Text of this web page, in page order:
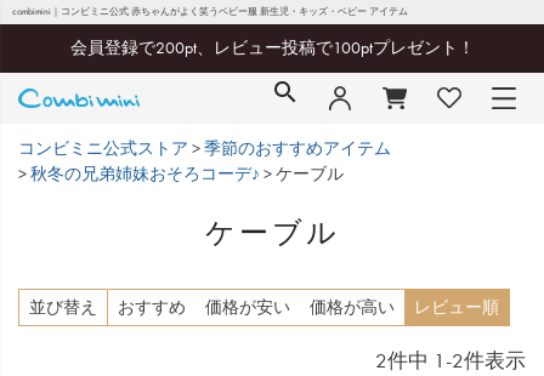
combimini｜コンビミニ公式 赤ちゃんがよく笑うベビー服 新生児・キッズ・ベビー アイテム
会員登録で200pt、レビュー投稿で100ptプレゼント！
コンビミニ公式ストア
季節のおすすめアイテム
秋冬の兄弟姉妹おそろコーデ♪
ケーブル
ケーブル
並び替え おすすめ 価格が安い 価格が高い レビュー順
2件中 1 -2件表示